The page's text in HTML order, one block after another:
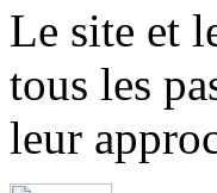
Le site et
tous les
leur